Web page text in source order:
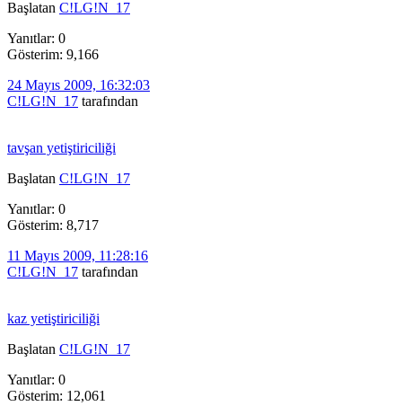
Başlatan C!LG!N_17
Yanıtlar: 0
Gösterim: 9,166
24 Mayıs 2009, 16:32:03
C!LG!N_17 tarafından
tavşan yetiştiriciliği
Başlatan C!LG!N_17
Yanıtlar: 0
Gösterim: 8,717
11 Mayıs 2009, 11:28:16
C!LG!N_17 tarafından
kaz yetiştiriciliği
Başlatan C!LG!N_17
Yanıtlar: 0
Gösterim: 12,061